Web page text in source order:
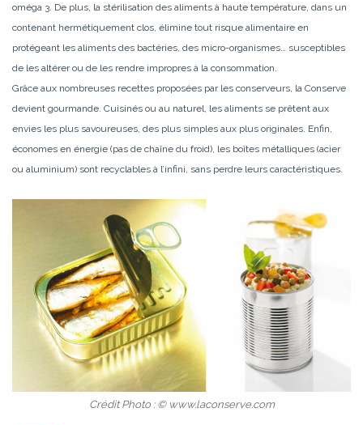
oméga 3. De plus, la stérilisation des aliments à haute température, dans un
contenant hermétiquement clos, élimine tout risque alimentaire en
protégeant les aliments des bactéries, des micro-organismes… susceptibles
de les altérer ou de les rendre impropres à la consommation.
Grâce aux nombreuses recettes proposées par les conserveurs, la Conserve
devient gourmande. Cuisinés ou au naturel, les aliments se prêtent aux
envies les plus savoureuses, des plus simples aux plus originales. Enfin,
économes en énergie (pas de chaîne du froid), les boîtes métalliques (acier
ou aluminium) sont recyclables à l’infini, sans perdre leurs caractéristiques.
Crédit Photo : © www.laconserve.com